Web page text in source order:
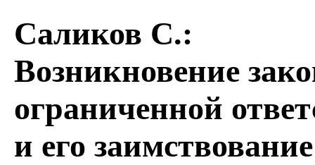
Саликов С.:
Возникновение
ограниченной
и его